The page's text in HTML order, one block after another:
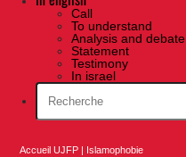
Call
To understand
Analysis and debate
Statement
Testimony
In israel
Accueil UJFP Islamophobie